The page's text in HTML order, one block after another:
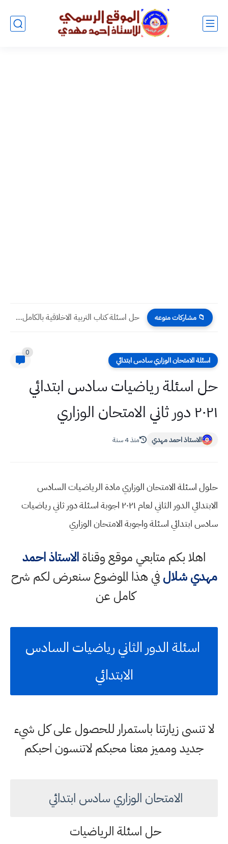
📁 مشاركات منوعه حل اسئلة كتاب التربية الاخلاقية بالكامل لصف الثاني متوسط
اسئلة الامتحان الوزاري سادس ابتدائي
0
حل اسئلة رياضيات سادس ابتدائي
٢٠٢١ دور ثاني الامتحان الوزاري
الاستاذ احمد مهدي منذ 4 سنة
حلول اسئلة الامتحان الوزاري مادة الرياضيات السادس
الابتدائي الدور الثاني لعام ٢٠٢١ اجوبة اسئلة دور ثاني رياضيات
سادس ابتدائي اسئلة واجوبة الامتحان الوزاري
اهلا بكم متابعي موقع وقناةالاستاذ احمد
مهدي شلالفي هذا الموضوع سنعرض لكم شرح
كامل عن
اسئلة الدور الثاني رياضيات السادس
الابتدائي
لا تنسى زيارتنا باستمرار للحصول على كل شيء
جديد ومميز معنا محبكم لاتنسون احبكم
الامتحان الوزاري سادس ابتدائي
حل اسئلة الرياضيات